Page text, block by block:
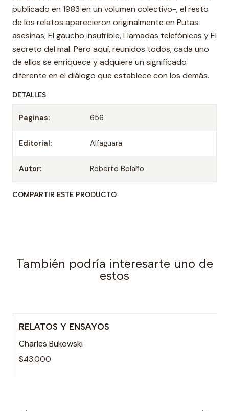
publicado en 1983 en un volumen colectivo-, el resto
de los relatos aparecieron originalmente en Putas
asesinas, El gaucho insufrible, Llamadas telefónicas y El
secreto del mal. Pero aquí, reunidos todos, cada uno
de ellos se enriquece y adquiere un significado
diferente en el diálogo que establece con los demás.
DETALLES
Paginas: 656
Editorial: Alfaguara
Autor: Roberto Bolaño
COMPARTIR ESTE PRODUCTO
También podría interesarte uno de
estos
RELATOS Y ENSAYOS
Charles Bukowski
$43.000